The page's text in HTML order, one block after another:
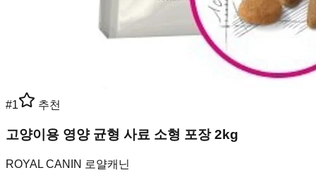
#1 추천
고양이용 영양 균형 사료 소형 포장 2kg
ROYAL CANIN 로얄캐닌